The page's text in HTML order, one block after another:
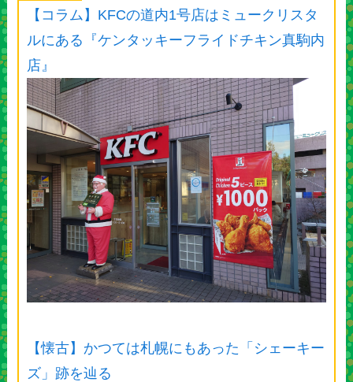
【コラム】KFCの道内1号店はミュークリスタ
ルにある『ケンタッキーフライドチキン真駒内
店』
【懐古】かつては札幌にもあった「シェーキー
ズ」跡を辿る